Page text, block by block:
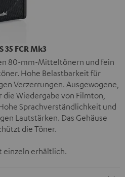
FCR Mk3
80-mm-Mitteltönern und fein
Hohe Belastbarkeit für
Verzerrungen. Ausgewogene,
Wiedergabe von Filmton,
Sprachverständlichkeit und
Lautstärken. Das Gehäuse
die Töner.
einzeln erhältlich.